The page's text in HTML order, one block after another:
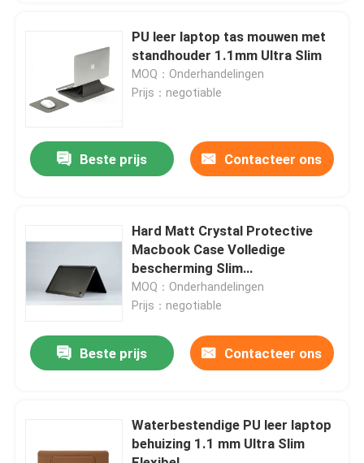
Video's
Over ons
Kwaliteitscontrole
Vraag een offerte
Laptop rugzak
Bedrijfslaptop zakken
PU leer laptop tas mouwen met
standhouder 1.1mm Ultra Slim
MOQ：Onderhandelingen
Prijs：negotiable
Beste prijs Contacteer ons
Hard Matt Crystal Protective
Macbook Case Volledige
bescherming Slim
schokbestendig
MOQ：Onderhandelingen
Prijs：negotiable
Beste prijs Contacteer ons
Waterbestendige PU leer laptop
behuizing 1.1 mm Ultra Slim